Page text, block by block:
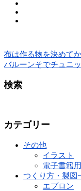
布は作る物を決めて
バルーンそでチュニ
検索
カテゴリー
その他
イラスト
電子書籍用
つくり方・製図
エプロン